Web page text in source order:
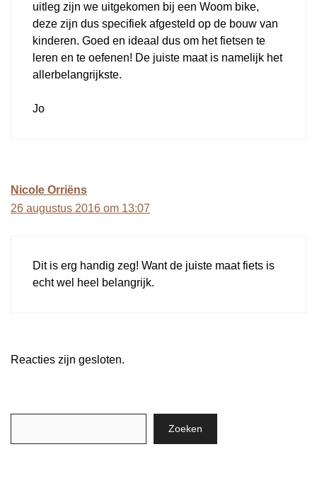
uitleg zijn we uitgekomen bij een Woom bike,
deze zijn dus specifiek afgesteld op de bouw van
kinderen. Goed en ideaal dus om het fietsen te
leren en te oefenen! De juiste maat is namelijk het
allerbelangrijkste.
Jo
Nicole Orriëns
26 augustus 2016 om 13:07
Dit is erg handig zeg! Want de juiste maat fiets is
echt wel heel belangrijk.
Reacties zijn gesloten.
Zoeken